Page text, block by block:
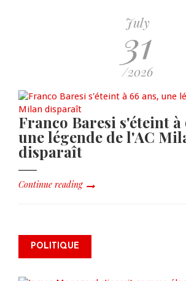
July
31
/2026
Franco Baresi s'éteint à
une légende de l'AC
disparaît
Continue reading
POLITIQUE
James Monazard
électeur et appelle à la